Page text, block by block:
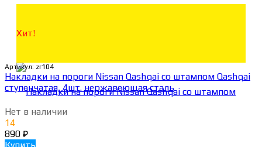
Хит!
Артикул: zr104
Накладки на пороги Nissan Qashqai со штампом Qashqai
ступенчатая, 4шт. нержавеющая сталь
Нет в наличии
14
890 ₽